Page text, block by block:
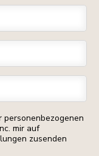
mir auf
zusenden